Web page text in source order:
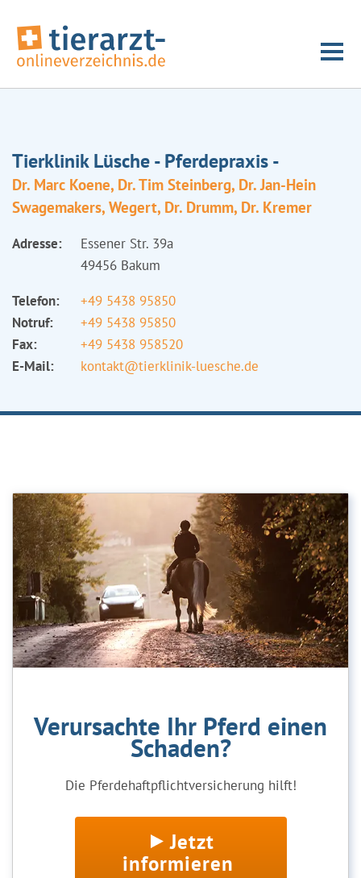
Tierklinik Lüsche - Pferdepraxis -
Dr. Marc Koene, Dr. Tim Steinberg, Dr. Jan-Hein
Swagemakers, Wegert, Dr. Drumm, Dr. Kremer
Adresse:
Essener Str. 39a
49456 Bakum
Telefon:
+49 5438 95850
Notruf:
+49 5438 95850
Fax:
+49 5438 958520
E-Mail:
kontakt@tierklinik-luesche.de
Verursachte Ihr Pferd einen
Schaden?
Die Pferdehaftpflichtversicherung hilft!
Jetzt
informieren